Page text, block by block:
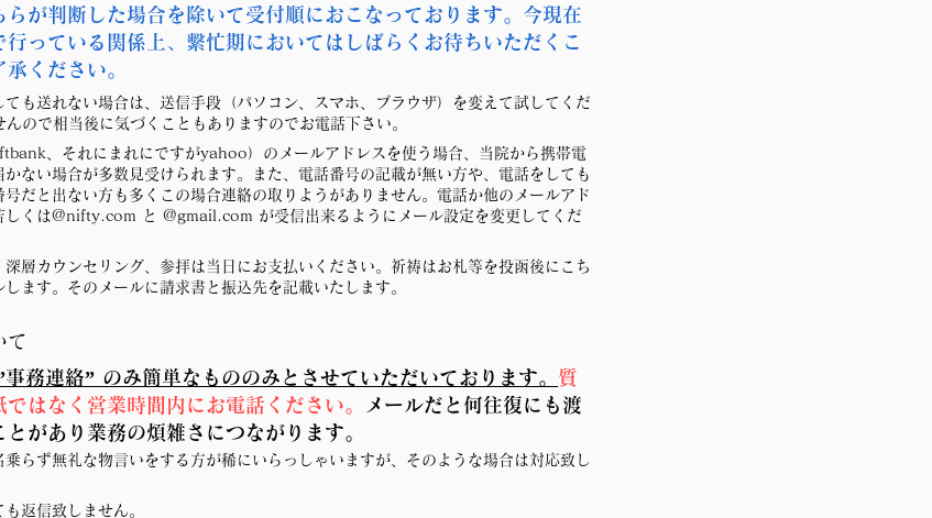
が判断した場合を除いて受付順におこなっております。今現在
っている関係上、繫忙期においてはしばらくお待ちいただくこ
ください。
も送れない場合は、送信手段（パソコン、スマホ、ブラウザ）を変えて試してくだ
ので相当後に気づくこともありますのでお電話下さい。
、それにまれにですがyahoo）のメールアドレスを使う場合、当院から携帯電
ない場合が多数見受けられます。また、電話番号の記載が無い方や、電話をしても
だと出ない方も多くこの場合連絡の取りようがありません。電話か他のメールアド
しくは@nifty.com と @gmail.com が受信出来るようにメール設定を変更してくだ
層カウンセリング、参拝は当日にお支払いください。祈祷はお札等を投函後にこち
ます。そのメールに請求書と振込先を記載いたします。
て
務連絡” のみ簡単なもののみとさせていただいております。 質
はなく営業時間内にお電話ください。
メールだと何往復にも渡
があり業務の煩雑さにつながります。
乗らず無礼な物言いをする方が稀にいらっしゃいますが、そのような場合は対応致し
返信致しません。